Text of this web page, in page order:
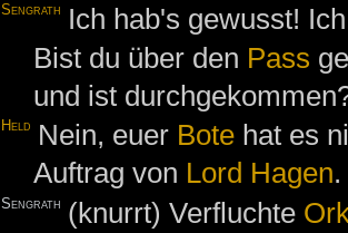
Sengrath
Ich hab's gewusst!
Bist du über den Pass
und ist
Held Nein, euer Bote hat es
Auftrag von Lord Hagen.
Sengrath (knurrt) Verfluchte